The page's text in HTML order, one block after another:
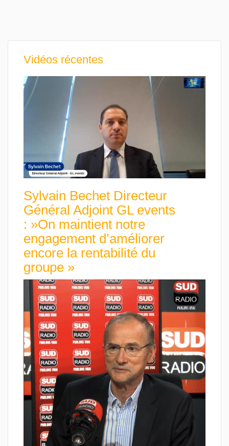
Vidéos récentes
Sylvain Bechet Directeur
Général Adjoint GL events
: »On maintient notre
engagement d’améliorer
encore la rentabilité du
groupe »